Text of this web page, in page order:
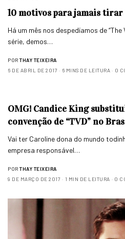
10 motivos para jamais
Há um mês nos despedíamos de
série, demos…
POR THAY TEIXEIRA
6 DE ABRIL DE 2017
6 MINS DE LEITURA 0
OMG! Candice King
convenção de “TVD” no
Vai ter Caroline dona do mundo
empresa responsável…
POR THAY TEIXEIRA
9 DE MARÇO DE 2017
1 MIN DE LEITURA 0